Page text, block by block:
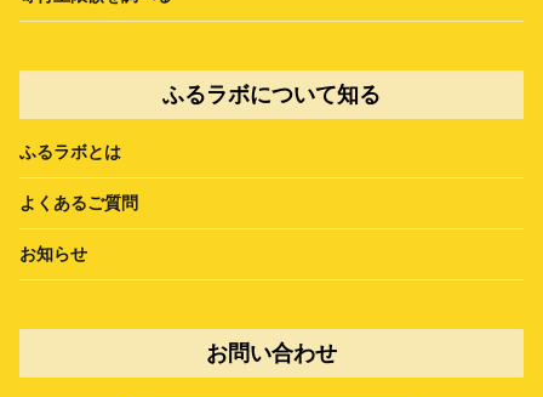
ふるラボについて知る
ふるラボとは
よくあるご質問
お知らせ
お問い合わせ